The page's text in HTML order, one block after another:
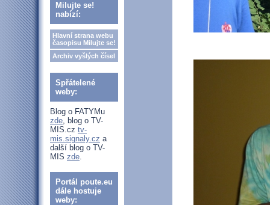
Milujte se!
nabízí:
Hlavní strana webu
časopisu Milujte se!
Archiv vyšlých čísel
Spřátelené
weby:
Blog o FATYMu
zde, blog o TV-
MIS.cz tv-
mis.signaly.cz a
další blog o TV-
MIS zde.
Portál poute.eu
dále hostuje
weby: